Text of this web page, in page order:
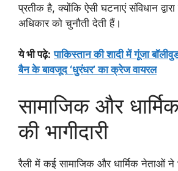
प्रतीक है, क्योंकि ऐसी घटनाएं संविधान
अधिकार को चुनौती देती हैं।
ये भी पढ़े: पाकिस्तान की शादी में गूंजा
बैन के बावजूद ‘धुरंधर’ का क्रेज वायरल
सामाजिक और
की भागीदारी
रैली में कई सामाजिक और धार्मिक नेताओं ने